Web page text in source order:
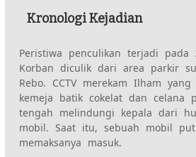
Kronologi Kejadian
Peristiwa penculikan terjadi pada
Korban diculik dari area parkir
Rebo. CCTV merekam Ilham yang
kemeja batik cokelat dan celana
tengah melindungi kepala dari
mobil. Saat itu, sebuah mobil
memaksanya masuk.